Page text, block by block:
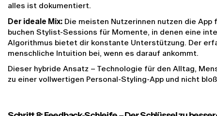
alles ist dokumentiert.
Der ideale Mix: Die meisten Nutzerinnen nutzen die
buchen Stylist-Sessions für Momente, in denen eine
Algorithmus bietet dir konstante Unterstützung. Der
menschliche Intuition bei, wenn es darauf ankommt.
Dieser hybride Ansatz – Technologie für den Alltag,
zu einer vollwertigen Personal-Styling-App und nicht